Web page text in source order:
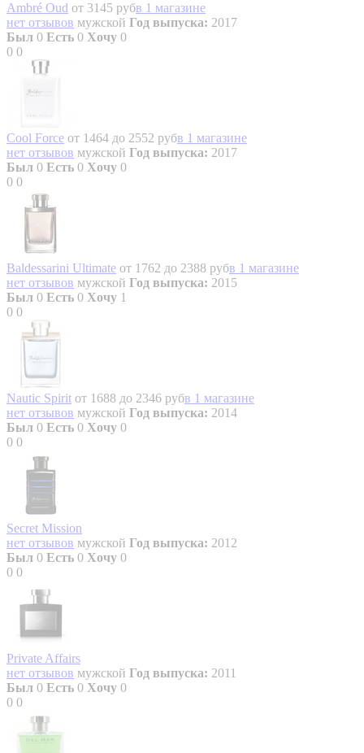
Ambré Oud от 3145 рубв 1 магазине
нет отзывов мужской Год выпуска: 2017
Был 0 Есть 0 Хочу 0
0 0
Cool Force от 1464 до 2552 рубв 1 магазине
нет отзывов мужской Год выпуска: 2017
Был 0 Есть 0 Хочу 0
0 0
Baldessarini Ultimate от 1762 до 2388 рубв 1 магазине
нет отзывов мужской Год выпуска: 2015
Был 0 Есть 0 Хочу 1
0 0
Nautic Spirit от 1688 до 2346 рубв 1 магазине
нет отзывов мужской Год выпуска: 2014
Был 0 Есть 0 Хочу 0
0 0
Secret Mission
нет отзывов мужской Год выпуска: 2012
Был 0 Есть 0 Хочу 0
0 0
Private Affairs
нет отзывов мужской Год выпуска: 2011
Был 0 Есть 0 Хочу 0
0 0